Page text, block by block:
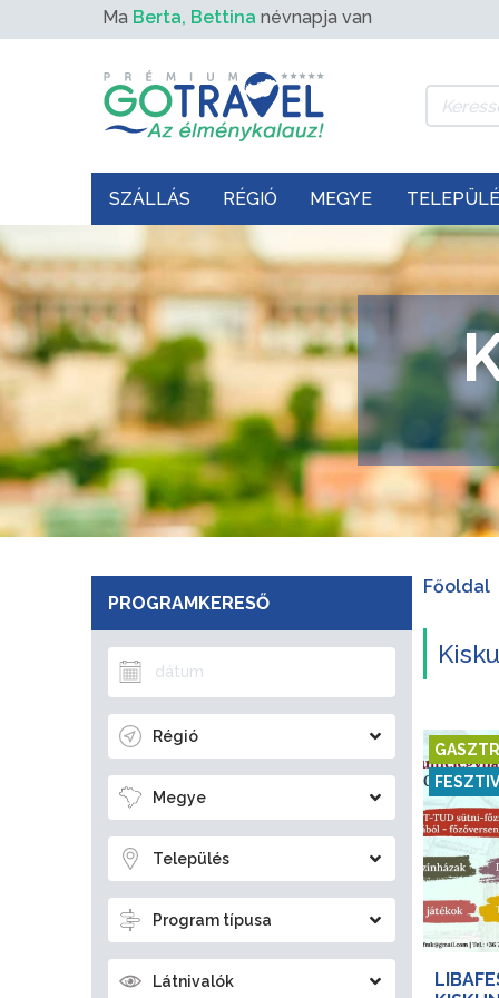
Ma Berta, Bettina névnapja van
SZÁLLÁS RÉGIÓ MEGYE
PROGRAMKERESŐ
Régió
Megye
Település
Program típusa
Látnivalók
Főoldal